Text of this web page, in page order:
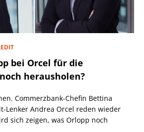
bei Orcel für die
herausholen?
Commerzbank-Chefin Bettina
Lenker Andrea Orcel reden wieder
sich zeigen, was Orlopp noch